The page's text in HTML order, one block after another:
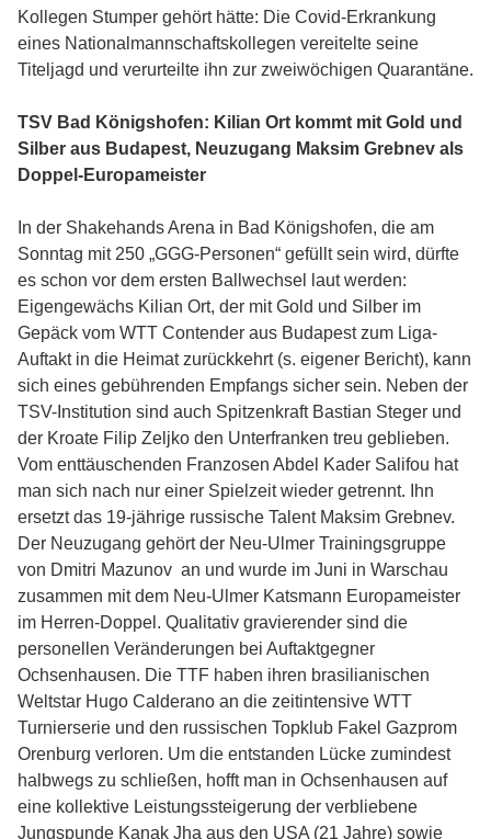
Kollegen Stumper gehört hätte: Die Covid-Erkrankung
eines Nationalmannschaftskollegen vereitelte seine
Titeljagd und verurteilte ihn zur zweiwöchigen Quarantäne.
TSV Bad Königshofen: Kilian Ort kommt mit Gold und
Silber aus Budapest, Neuzugang Maksim Grebnev als
Doppel-Europameister
In der Shakehands Arena in Bad Königshofen, die am
Sonntag mit 250 „GGG-Personen“ gefüllt sein wird, dürfte
es schon vor dem ersten Ballwechsel laut werden:
Eigengewächs Kilian Ort, der mit Gold und Silber im
Gepäck vom WTT Contender aus Budapest zum Liga-
Auftakt in die Heimat zurückkehrt (s. eigener Bericht), kann
sich eines gebührenden Empfangs sicher sein. Neben der
TSV-Institution sind auch Spitzenkraft Bastian Steger und
der Kroate Filip Zeljko den Unterfranken treu geblieben.
Vom enttäuschenden Franzosen Abdel Kader Salifou hat
man sich nach nur einer Spielzeit wieder getrennt. Ihn
ersetzt das 19-jährige russische Talent Maksim Grebnev.
Der Neuzugang gehört der Neu-Ulmer Trainingsgruppe
von Dmitri Mazunov an und wurde im Juni in Warschau
zusammen mit dem Neu-Ulmer Katsmann Europameister
im Herren-Doppel. Qualitativ gravierender sind die
personellen Veränderungen bei Auftaktgegner
Ochsenhausen. Die TTF haben ihren brasilianischen
Weltstar Hugo Calderano an die zeitintensive WTT
Turnierserie und den russischen Topklub Fakel Gazprom
Orenburg verloren. Um die entstanden Lücke zumindest
halbwegs zu schließen, hofft man in Ochsenhausen auf
eine kollektive Leistungssteigerung der verbliebene
Jungspunde Kanak Jha aus den USA (21 Jahre) sowie